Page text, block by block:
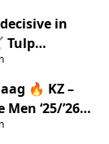
in
Tulp
🔥 KZ –
‘25/’26